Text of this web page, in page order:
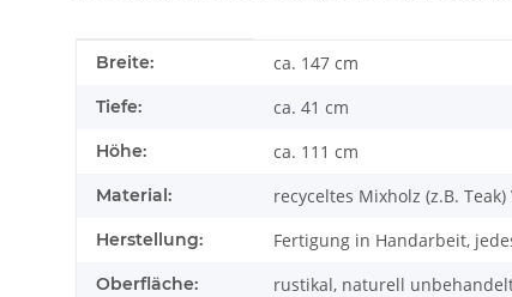
Produkteigenschaft
Wert
Breite: ca. 147 cm
Tiefe: ca. 41 cm
Höhe: ca. 111 cm
Material: recyceltes Mixholz (z.B. Teak)
Herstellung: Fertigung in Handarbeit,
Oberfläche: rustikal, naturell